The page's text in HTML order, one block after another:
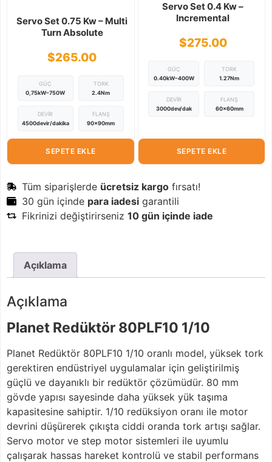
Servo Set 0.75 Kw – Multi
Turn Absolute
$265.00
GÜÇ
0,75kW–750W
TORK
2.4Nm
DEVIR
4500devir/dakika
FLANŞ
90×90mm
SEPETE EKLE
Servo Set 0.4 Kw –
Incremental
$275.00
GÜÇ
0.40kW–400W
TORK
1.27Nm
DEVIR
3000dev/dak
FLANŞ
60×60mm
SEPETE EKLE
Tüm siparişlerde ücretsiz kargo fırsatı!
30 gün içinde para iadesi garantili
Fikrinizi değiştirirseniz 10 gün içinde iade
Açıklama
Açıklama
Planet Redüktör 80PLF10 1/10
Planet Redüktör 80PLF10 1/10 oranlı model, yüksek tork
gerektiren endüstriyel uygulamalar için geliştirilmiş
güçlü ve dayanıklı bir redüktör çözümüdür. 80 mm
gövde yapısı sayesinde daha yüksek yük taşıma
kapasitesine sahiptir. 1/10 redüksiyon oranı ile motor
devrini düşürerek çıkışta ciddi oranda tork artışı sağlar.
Servo motor ve step motor sistemleri ile uyumlu
çalışarak hassas hareket kontrolü ve stabil performans